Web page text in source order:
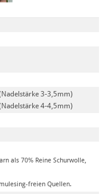
3-3,5mm)
4-4,5mm)
als 70% Reine Schurwolle,
freien Quellen.